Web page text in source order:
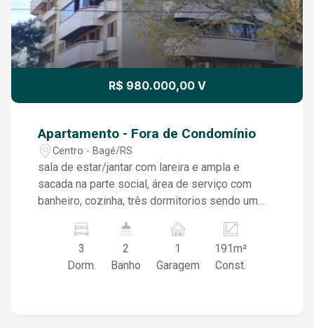
R$ 980.000,00 V
Apartamento - Fora de Condomínio
Centro - Bagé/RS
sala de estar/jantar com lareira e ampla e
sacada na parte social, área de serviço com
banheiro, cozinha, três dormitorios sendo um
garagem, salão de festas,piscina e elevador.
3
Dorm.
2
Banho
1
Garagem
191m²
Const.